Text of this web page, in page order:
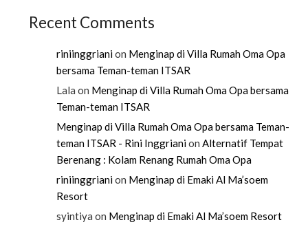
Recent Comments
riniinggrianion Menginap di Villa Rumah Oma Opa
bersama Teman-teman ITSAR
Lala on Menginap di Villa Rumah Oma Opa bersama
Teman-teman ITSAR
Menginap di Villa Rumah Oma Opa bersama Teman-
teman ITSAR - Rini InggrianionAlternatif Tempat
Berenang : Kolam Renang Rumah Oma Opa
riniinggrianion Menginap di Emaki Al Ma’soem
Resort
syintiya on Menginap di Emaki Al Ma’soem Resort